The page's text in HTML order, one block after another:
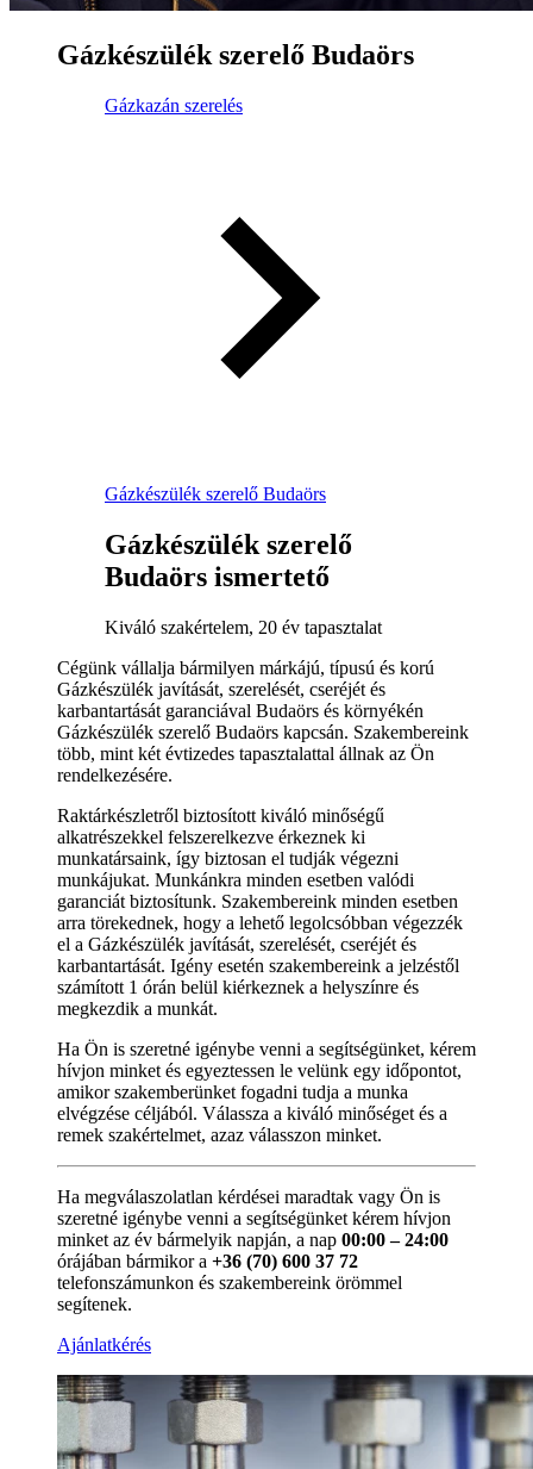
Gázkészülék szerelő Budaörs
Gázkazán szerelés
Gázkészülék szerelő Budaörs
Gázkészülék szerelő
Budaörs ismertető
Kiváló szakértelem, 20 év tapasztalat
Cégünk vállalja bármilyen márkájú, típusú és korú
Gázkészülék javítását, szerelését, cseréjét és
karbantartását garanciával Budaörs és környékén
Gázkészülék szerelő Budaörs kapcsán. Szakembereink
több, mint két évtizedes tapasztalattal állnak az Ön
rendelkezésére.
Raktárkészletről biztosított kiváló minőségű
alkatrészekkel felszerelkezve érkeznek ki
munkatársaink, így biztosan el tudják végezni
munkájukat. Munkánkra minden esetben valódi
garanciát biztosítunk. Szakembereink minden esetben
arra törekednek, hogy a lehető legolcsóbban végezzék
el a Gázkészülék javítását, szerelését, cseréjét és
karbantartását. Igény esetén szakembereink a jelzéstől
számított 1 órán belül kiérkeznek a helyszínre és
megkezdik a munkát.
Ha Ön is szeretné igénybe venni a segítségünket, kérem
hívjon minket és egyeztessen le velünk egy időpontot,
amikor szakemberünket fogadni tudja a munka
elvégzése céljából. Válassza a kiváló minőséget és a
remek szakértelmet, azaz válasszon minket.
Ha megválaszolatlan kérdései maradtak vagy Ön is
szeretné igénybe venni a segítségünket kérem hívjon
minket az év bármelyik napján, a nap 00:00 – 24:00
órájában bármikor a +36 (70) 600 37 72
telefonszámunkon és szakembereink örömmel
segítenek.
Ajánlatkérés